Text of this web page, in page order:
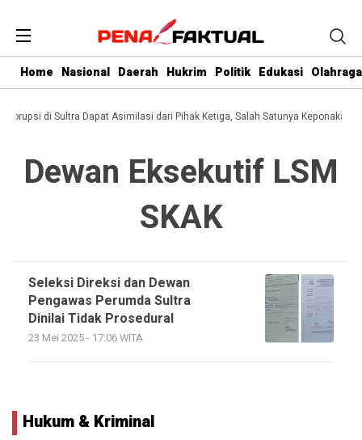
Home Nasional Daerah Hukrim Politik Edukasi Olahraga
Korupsi di Sultra Dapat Asimilasi dari Pihak Ketiga, Salah Satunya Keponakan
Dewan Eksekutif LSM
SKAK
Seleksi Direksi dan Dewan
Pengawas Perumda Sultra
Dinilai Tidak Prosedural
23 Mei 2025 - 17:06 WITA
Hukum & Kriminal